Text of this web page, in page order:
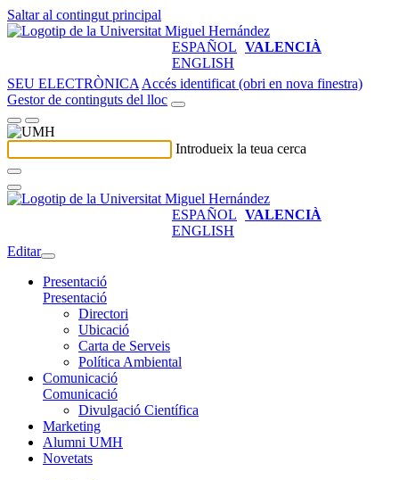
Saltar al contingut principal
ESPAÑOL VALENCIÀ
ENGLISH
SEU ELECTRÒNICA Accés identificat (obri en nova finestra)
Gestor de continguts del lloc
Introdueix la teua cerca
ESPAÑOL VALENCIÀ
ENGLISH
Editar
Presentació
Presentació
Directori
Ubicació
Carta de Serveis
Política Ambiental
Comunicació
Comunicació
Divulgació Científica
Marketing
Alumni UMH
Novetats